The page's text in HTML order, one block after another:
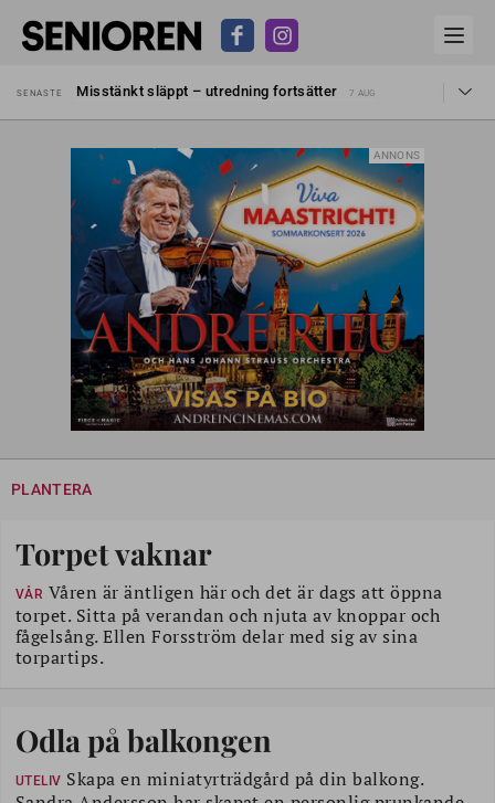
SENASTE
Misstänkt släppt – utredning fortsätter
7 AUG
Dom öppnar för rätt till garantipension
30 JUL
Snart kan telefonförsäljning förbjudas i Sverige
29 JUL
Hyror rusar ifrån äldres bostadstillägg
28 JUL
Liten höjning av garantipensionen
27 JUL
Misstänkt släppt – utredning fortsätter 7 AUG
ANNONS
PLANTERA
Torpet vaknar
VÅR Våren är äntligen här och det är dags att öppna
torpet. Sitta på verandan och njuta av knoppar och
fågelsång. Ellen Forsström delar med sig av sina
torpartips.
Odla på balkongen
UTELIV Skapa en miniatyrträdgård på din balkong.